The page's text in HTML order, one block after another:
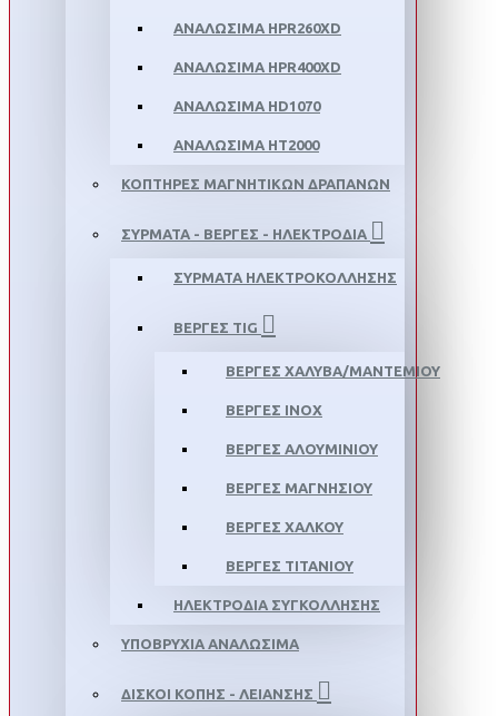
ΑΝΑΛΩΣΙΜΑ HPR260XD
ΑΝΑΛΩΣΙΜΑ HPR400XD
ΑΝΑΛΩΣΙΜΑ HD1070
ΑΝΑΛΩΣΙΜΑ HT2000
ΚΟΠΤΗΡΕΣ ΜΑΓΝΗΤΙΚΩΝ ΔΡΑΠΑΝΩΝ
ΣΥΡΜΑΤΑ - ΒΕΡΓΕΣ - ΗΛΕΚΤΡΟΔΙΑ
ΣΥΡΜΑΤΑ ΗΛΕΚΤΡΟΚΟΛΛΗΣΗΣ
ΒΕΡΓΕΣ TIG
ΒΕΡΓΕΣ ΧΑΛΥΒΑ/ΜΑΝΤΕΜΙΟΥ
ΒΕΡΓΕΣ ΙΝΟΧ
ΒΕΡΓΕΣ ΑΛΟΥΜΙΝΙΟΥ
ΒΕΡΓΕΣ ΜΑΓΝΗΣΙΟΥ
ΒΕΡΓΕΣ ΧΑΛΚΟΥ
ΒΕΡΓΕΣ ΤΙΤΑΝΙΟΥ
ΗΛΕΚΤΡΟΔΙΑ ΣΥΓΚΟΛΛΗΣΗΣ
ΥΠΟΒΡΥΧΙΑ ΑΝΑΛΩΣΙΜΑ
ΔΙΣΚΟΙ ΚΟΠΗΣ - ΛΕΙΑΝΣΗΣ